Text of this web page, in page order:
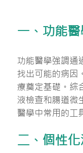
一、功能
功能醫學強調通
找出可能的病因
療奠定基礎。綜
液檢查和腸道微
醫學中常用的工
二、個性